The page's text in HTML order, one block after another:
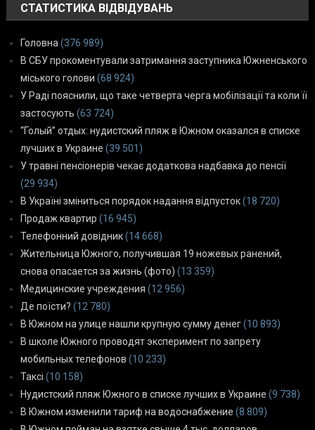
СТАТИСТИКА ВІДВІДУВАНЬ
Головна (376 989)
В СБУ прокоментували затримання заступника Южненського
міського голови (68 924)
У Раді пояснили, що таке четверта черга мобілізації та коли її
застосують (63 724)
“Голый” отдых: нудистский пляж в Южном оказался в списке
лучших в Украине (39 501)
У травні пенсіонерів чекає додаткова надбавка до пенсії
(29 934)
В Україні зміниться порядок надання відпусток(18 720)
Продаж квартир (16 945)
Телефонний довідник(14 668)
Жительница Южного, получившая 19 ножевых ранений,
снова опасается за жизнь (фото) (13 359)
Медицинские учреждения (12 956)
Де поїсти? (12 780)
В Южном на улице нашли крупную сумму денег(10 893)
В школе Южного проводят эксперимент по запрету
мобильных телефонов (10 233)
Таксі (10 158)
Нудистский пляж Южного в списке лучших в Украине (9 738)
В Южном изменили тариф на водоснабжение (8 809)